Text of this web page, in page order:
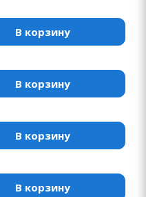
В корзину
В корзину
В корзину
В корзину